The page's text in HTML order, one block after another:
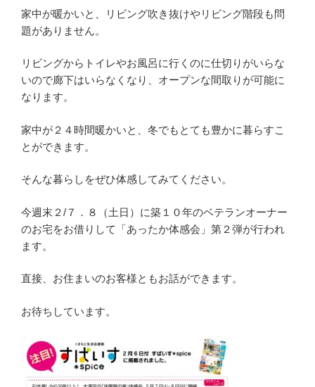
家中が暖かいと、リビング吹き抜けやリビング階段も問
題がありません。
リビングからトイレやお風呂に行くのに仕切りがいらな
いので廊下はいらなくなり、オープンな間取りが可能に
なります。
家中が２４時間暖かいと、冬でもとても豊かに暮らすこ
とができます。
そんな暮らしをぜひ体感してみてください。
今週末２/７．８（土日）に築１０年のベテランオーナー
のお宅をお借りして「あったか体感会」第２弾が行われ
ます。
直接、お住まいのお客様ともお話ができます。
お待ちしています。